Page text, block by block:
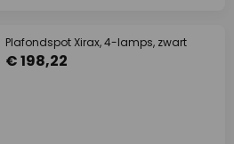
Plafondspot Xirax, 4-lamps, zwart
€ 198,22